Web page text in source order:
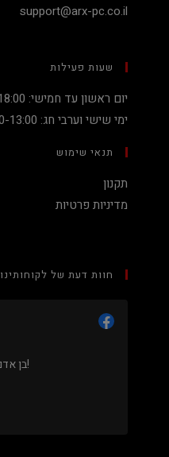
support@arx-pc.co.il
שעות פעילות
יום ראשון עד חמישי: 10:00-18:00
ימי שישי וערבי חג: 10:00-13:00
תנאי שימוש
תקנון
מדיניות פרטיות
חוות דעת של לקוחותינו
בן אדם תותח אמין אחלה של מחירים!